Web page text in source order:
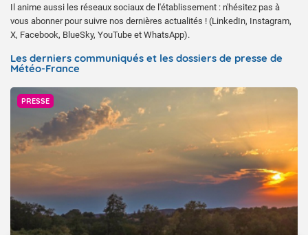
Il anime aussi les réseaux sociaux de l'établissement : n'hésitez pas à
vous abonner pour suivre nos dernières actualités ! (LinkedIn, Instagram,
X, Facebook, BlueSky, YouTube et WhatsApp).
Les derniers communiqués et les dossiers de presse de
Météo-France
PRESSE
@Thomasdu24570 via @Infoclimat